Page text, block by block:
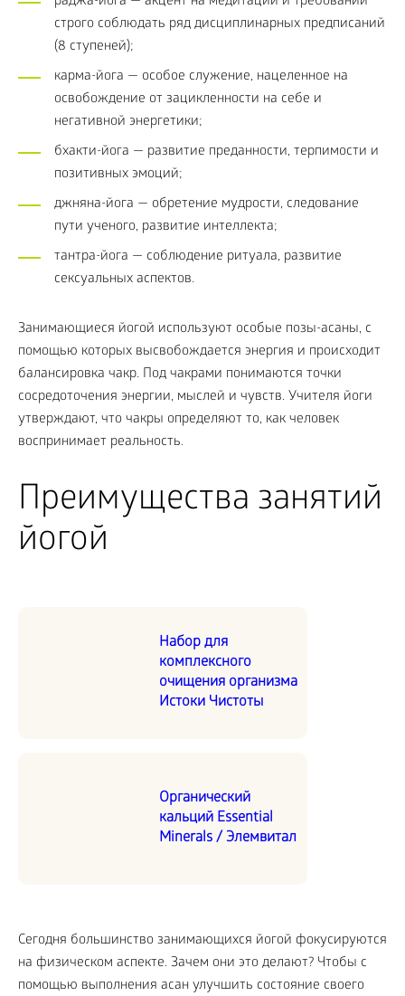
строго соблюдать ряд дисциплинарных предписаний
(8 ступеней);
карма-йога — особое служение, нацеленное на
освобождение от зацикленности на себе и
негативной энергетики;
бхакти-йога — развитие преданности, терпимости и
позитивных эмоций;
джняна-йога — обретение мудрости, следование
пути ученого, развитие интеллекта;
тантра-йога — соблюдение ритуала, развитие
сексуальных аспектов.
Занимающиеся йогой используют особые позы-асаны, с
помощью которых высвобождается энергия и происходит
балансировка чакр. Под чакрами понимаются точки
сосредоточения энергии, мыслей и чувств. Учителя йоги
утверждают, что чакры определяют то, как человек
воспринимает реальность.
Преимущества занятий
йогой
Набор для
комплексного
очищения организма
Истоки Чистоты
Органический
кальций Essential
Minerals / Элемвитал
Сегодня большинство занимающихся йогой фокусируются
на физическом аспекте. Зачем они это делают? Чтобы с
помощью выполнения асан улучшить состояние своего